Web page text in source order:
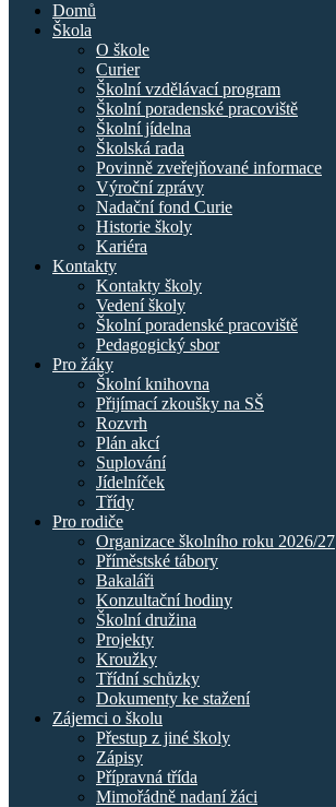
Domů
Škola
O škole
Curier
Školní vzdělávací program
Školní poradenské pracoviště
Školní jídelna
Školská rada
Povinně zveřejňované informace
Výroční zprávy
Nadační fond Curie
Historie školy
Kariéra
Kontakty
Kontakty školy
Vedení školy
Školní poradenské pracoviště
Pedagogický sbor
Pro žáky
Školní knihovna
Přijímací zkoušky na SŠ
Rozvrh
Plán akcí
Suplování
Jídelníček
Třídy
Pro rodiče
Organizace školního roku 2026/27
Příměstské tábory
Bakaláři
Konzultační hodiny
Školní družina
Projekty
Kroužky
Třídní schůzky
Dokumenty ke stažení
Zájemci o školu
Přestup z jiné školy
Zápisy
Přípravná třída
Mimořádně nadaní žáci